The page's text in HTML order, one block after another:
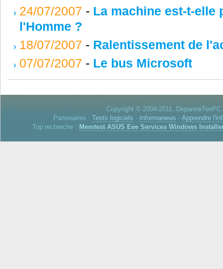
24/07/2007 - La machine est-t-elle
l'Homme ?
18/07/2007 - Ralentissement de
07/07/2007 - Le bus Microsoft
Copyright © 2004-2011.
Partenaires : Tests logiciels - Informanews - Apprendre
Top recherche : Memtest ASUS Eee Services Windows